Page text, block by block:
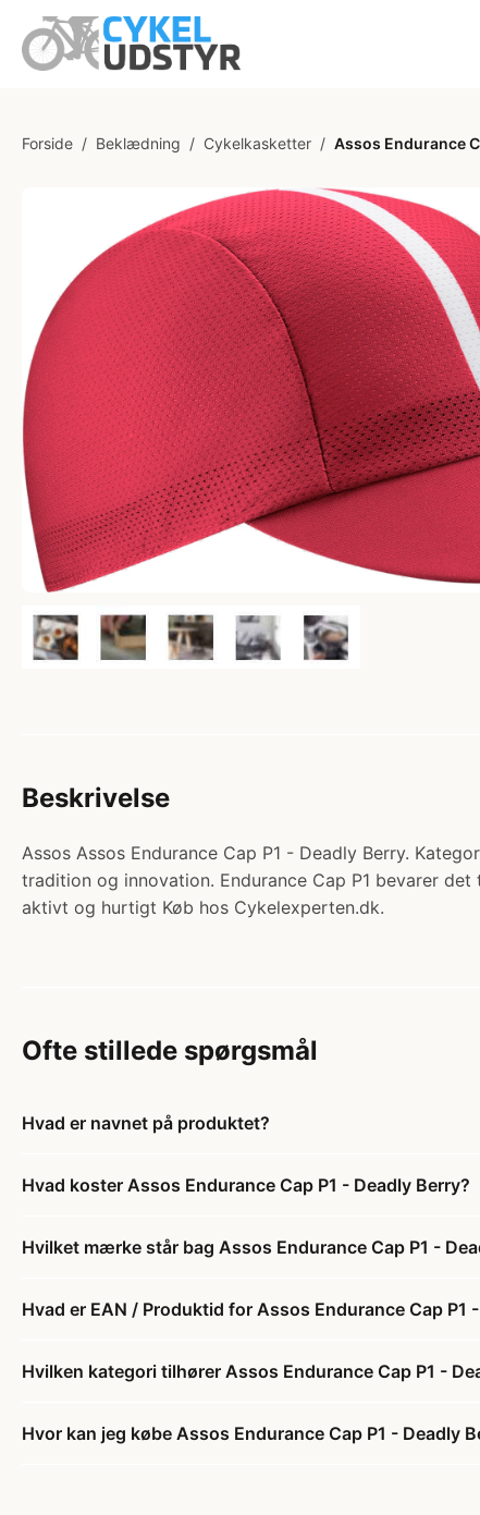
Forside / Beklædning / Cykelkasketter / Assos Endurance
Beskrivelse
Assos Assos Endurance Cap P1 - Deadly Berry.
tradition og innovation. Endurance Cap P1 bevarer
aktivt og hurtigt Køb hos Cykelexperten.dk.
Ofte stillede spørgsmål
Hvad er navnet på produktet?
Hvad koster Assos Endurance Cap P1 - Deadly Berry?
Hvilket mærke står bag Assos Endurance Cap P1 -
Hvad er EAN / Produktid for Assos Endurance Cap P1
Hvilken kategori tilhører Assos Endurance Cap P1 -
Hvor kan jeg købe Assos Endurance Cap P1 - Deadly